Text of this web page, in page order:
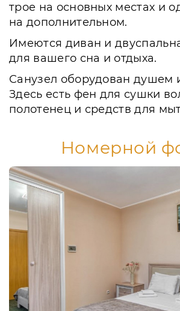
трое на основных местах и
на дополнительном.
Имеются диван и
для вашего сна и отдыха.
Санузел оборудован душем
Здесь есть фен для сушки
полотенец и средств для
Номерной